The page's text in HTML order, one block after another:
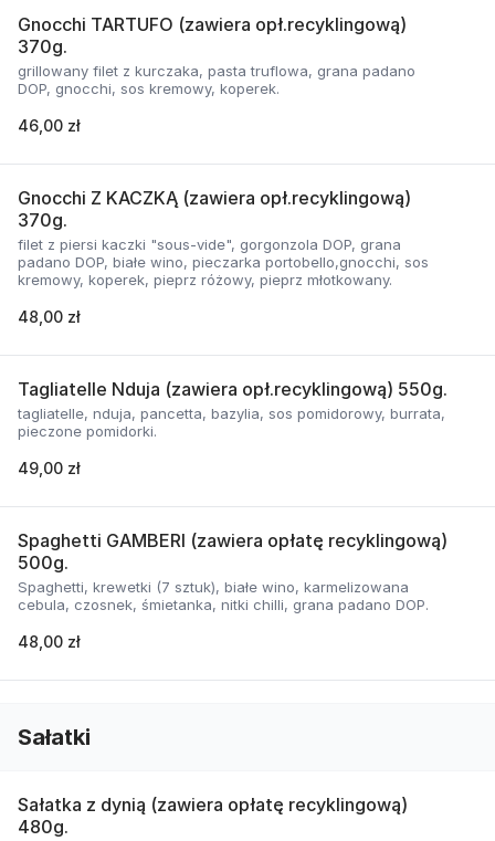
Gnocchi TARTUFO (zawiera opł.recyklingową)
370g.
grillowany filet z kurczaka, pasta truflowa, grana padano
DOP, gnocchi, sos kremowy, koperek.
46,00 zł
Gnocchi Z KACZKĄ (zawiera opł.recyklingową)
370g.
filet z piersi kaczki "sous-vide", gorgonzola DOP, grana
padano DOP, białe wino, pieczarka portobello,gnocchi, sos
kremowy, koperek, pieprz różowy, pieprz młotkowany.
48,00 zł
Tagliatelle Nduja (zawiera opł.recyklingową) 550g.
tagliatelle, nduja, pancetta, bazylia, sos pomidorowy, burrata,
pieczone pomidorki.
49,00 zł
Spaghetti GAMBERI (zawiera opłatę recyklingową)
500g.
Spaghetti, krewetki (7 sztuk), białe wino, karmelizowana
cebula, czosnek, śmietanka, nitki chilli, grana padano DOP.
48,00 zł
Sałatki
Sałatka z dynią (zawiera opłatę recyklingową)
480g.